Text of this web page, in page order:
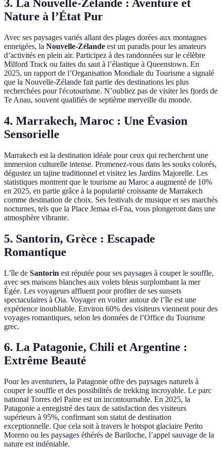
3. La Nouvelle-Zélande : Aventure et
Nature à l’État Pur
Avec ses paysages variés allant des plages dorées aux montagnes
enneigées, la Nouvelle-Zélande est un paradis pour les amateurs
d’activités en plein air. Participez à des randonnées sur le célèbre
Milford Track ou faites du saut à l’élastique à Queenstown. En
2025, un rapport de l’Organisation Mondiale du Tourisme a signalé
que la Nouvelle-Zélande fait partie des destinations les plus
recherchées pour l'écotourisme. N’oubliez pas de visiter les fjords de
Te Anau, souvent qualifiés de septième merveille du monde.
4. Marrakech, Maroc : Une Évasion
Sensorielle
Marrakech est la destination idéale pour ceux qui recherchent une
immersion culturelle intense. Promenez-vous dans les souks colorés,
dégustez un tajine traditionnel et visitez les Jardins Majorelle. Les
statistiques montrent que le tourisme au Maroc a augmenté de 10%
en 2025, en partie grâce à la popularité croissante de Marrakech
comme destination de choix. Ses festivals de musique et ses marchés
nocturnes, tels que la Place Jemaa el-Fna, vous plongeront dans une
atmosphère vibrante.
5. Santorin, Grèce : Escapade
Romantique
L’île de Santorin est réputée pour ses paysages à couper le souffle,
avec ses maisons blanches aux volets bleus surplombant la mer
Égée. Les voyageurs affluent pour profiter de ses sunsets
spectaculaires à Oia. Voyager en voilier autour de l’île est une
expérience inoubliable. Environ 60% des visiteurs viennent pour des
voyages romantiques, selon les données de l’Office du Tourisme
grec.
6. La Patagonie, Chili et Argentine :
Extrême Beauté
Pour les aventuriers, la Patagonie offre des paysages naturels à
couper le souffle et des possibilités de trekking incroyable. Le parc
national Torres del Paine est un incontournable. En 2025, la
Patagonie a enregistré des taux de satisfaction des visiteurs
supérieurs à 95%, confirmant son statut de destination
exceptionnelle. Que cela soit à travers le hotspot glaciaire Perito
Moreno ou les paysages éthérés de Bariloche, l’appel sauvage de la
nature est indéniable.